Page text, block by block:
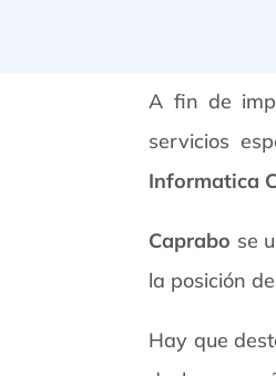
A fin de
servicios
Informatica
Caprabo se
la posición de
Hay que